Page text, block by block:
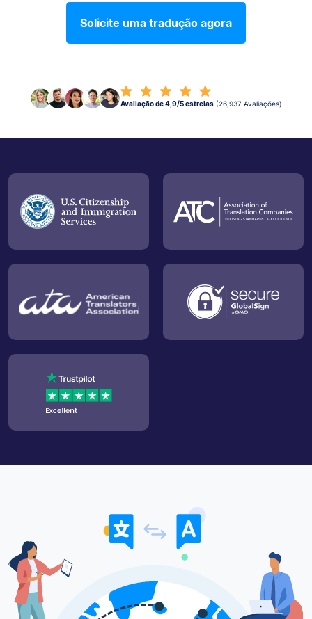
Solicite uma tradução agora
Avaliação de 4,9/5 estrelas (26,937 Avaliações)